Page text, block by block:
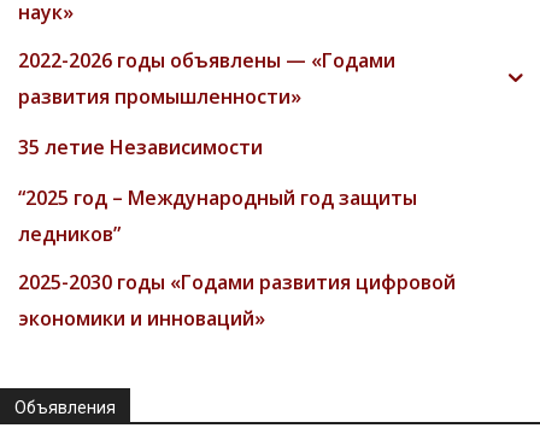
наук»
2022-2026 годы объявлены — «Годами
развития промышленности»
35 летие Независимости
“2025 год – Международный год защиты
ледников”
2025-2030 годы «Годами развития цифровой
экономики и инноваций»
Объявления